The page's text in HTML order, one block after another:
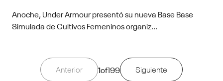
Anoche, Under Armour presentó su nueva Base Base
Simulada de Cultivos Femeninos organiz...
Anterior 1of199 Siguiente